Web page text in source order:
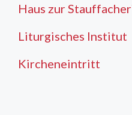
Haus zur
Liturgisches Institut
Kircheneintritt